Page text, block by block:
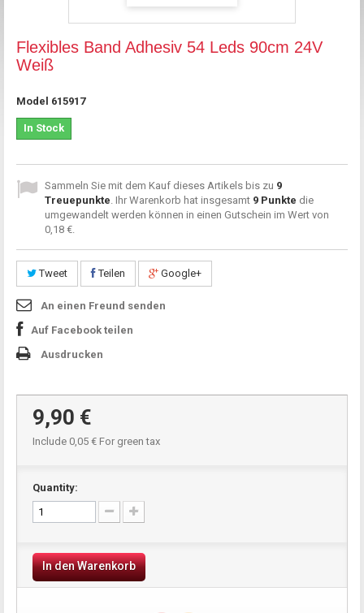
Flexibles Band Adhesiv 54 Leds 90cm 24V
Weiß
Model 615917
In Stock
Sammeln Sie mit dem Kauf dieses Artikels bis zu 9
Treuepunkte . Ihr Warenkorb hat insgesamt 9 Punkte die
umgewandelt werden können in einen Gutschein im Wert von
0,18 €
Tweet Teilen Google+
An einen Freund senden
Auf Facebook teilen
Ausdrucken
9,90 €
Include 0,05 € For green tax
Quantity:
In den Warenkorb